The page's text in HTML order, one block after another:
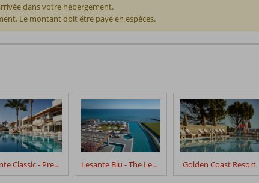
dans votre hébergement.
Le montant doit être payé en espèces.
Lesante Classic - Preffered Hotels & Resorts Lesante Blu - The Leading Hotels of the World Golden Coast Resort